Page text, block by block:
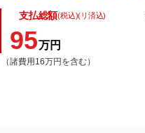
支払総額(税込)(リ済込)
95万円
（諸費用16万円を含む）